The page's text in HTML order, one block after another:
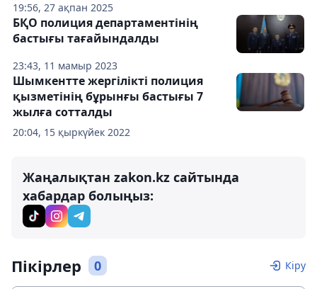
19:56, 27 ақпан 2025
23:43, 11 мамыр 2023
БҚО полиция департаментінің
бастығы тағайындалды
20:04, 15 қыркүйек 2022
Шымкентте жергілікті полиция
қызметінің бұрынғы бастығы 7
жылға сотталды
Жаңалықтан zakon.kz сайтында
хабардар болыңыз:
Пікірлер 0 Кіру